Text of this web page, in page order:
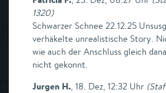
1320)
Schwarzer Schnee 22.12.25
verhäkelte unrealistische Story.
wie auch der Anschluss gleich
nicht gekonnt.
Jurgen H., 18. Dez, 12:32 Uhr (